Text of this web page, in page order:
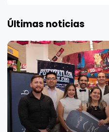
Últimas noticias